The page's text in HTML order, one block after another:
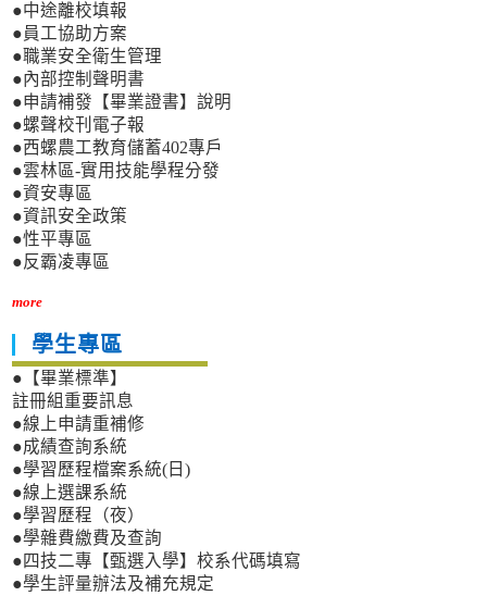
●中途離校填報
●員工協助方案
●職業安全衛生管理
●內部控制聲明書
●申請補發【畢業證書】說明
●螺聲校刊電子報
●西螺農工教育儲蓄402專戶
●雲林區-實用技能學程分發
●資安專區
●資訊安全政策
●性平專區
●反霸凌專區
more
學生專區
●【畢業標準】
註冊組重要訊息
●線上申請重補修
●成績查詢系統
●學習歷程檔案系統(日)
●線上選課系統
●學習歷程（夜）
●學雜費繳費及查詢
●四技二專【甄選入學】校系代碼填寫
●學生評量辦法及補充規定